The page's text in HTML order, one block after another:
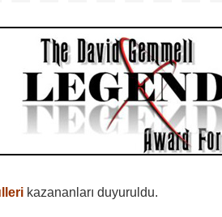
kazananları duyuruldu.